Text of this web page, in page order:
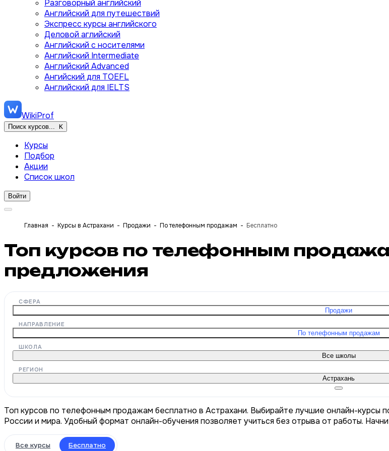
Разговорный английский
Английский для путешествий
Экспресс курсы английского
Деловой аглийский
Английский с носителями
Английский Intermediate
Английский Advanced
Ангийский для TOEFL
Английский для IELTS
WikiProf
Поиск курсов... K
Курсы
Подбор
Акции
Список школ
Войти
Главная Курсы в Астрахани Продажи По телефонным продажам Бесплатно
Топ курсов по телефонным
предложения
СФЕРА
Продажи
НАПРАВЛЕНИЕ
По телефонным продажам
ШКОЛА
Все школы
РЕГИОН
Астрахань
Топ курсов по телефонным продажам бесплатно в Астрахани. Выбирайте лучшие онлайн-курсы
России и мира. Удобный формат онлайн-обучения позволяет учиться без отрыва от работы.
Все курсы Бесплатно